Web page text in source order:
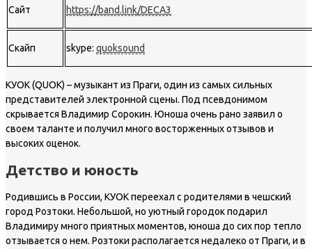
Сайт https://band.link/DECA3
Скайп skype: quoksound
КУОК (QUOK) – музыкант из Праги, один из самых сильных
представителей электронной сцены. Под псевдонимом
скрывается Владимир Сорокин. Юноша очень рано заявил о
своем таланте и получил много восторженных отзывов и
высоких оценок.
Детство и юность
Родившись в России, КУОК переехал с родителями в чешский
город Розтоки. Небольшой, но уютный городок подарил
Владимиру много приятных моментов, юноша до сих пор тепло
отзывается о нем. Розтоки располагается недалеко от Праги, и в